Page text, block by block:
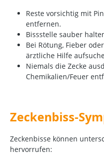
Reste vorsichtig mit
entfernen.
Bissstelle sauber
Bei Rötung, Fieber
ärztliche Hilfe
Niemals die Zecke
Chemikalien/Feuer
Zeckenbiss-
Zeckenbisse können
hervorrufen: